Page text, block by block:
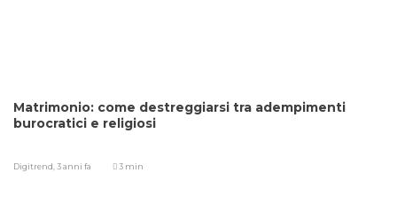
Matrimonio: come destreggiarsi tra adempimenti
burocratici e religiosi
Digitrend,3 anni fa 3 min